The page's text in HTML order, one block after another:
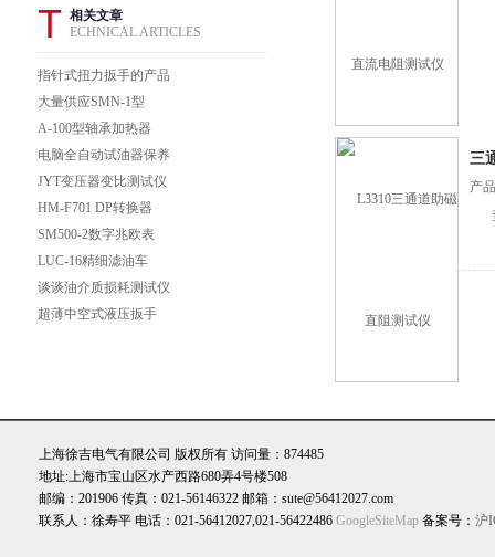
T 相关文章
ECHNICAL ARTICLES
指针式扭力扳手的产品
简介
大量供应SMN-1型
ABB抽屉开关柜触点
压力检测仪
A-100型轴承加热器
电脑全自动试油器保养
全攻略：轻松延长设备
寿命的实用技巧
JYT变压器变比测试仪
（C） 性能特点
HM-F701 DP转换器
SM500-2数字兆欧表
LUC-16精细滤油车
LUC-40精细滤油车
谈谈油介质损耗测试仪
在电力行业中的作用
超薄中空式液压扳手
三
产
上海徐吉电气有限公司 版权所有 访问量：874485
地址:上海市宝山区水产西路680弄4号楼508
邮编：201906 传真：021-56146322 邮箱：sute@56412027.com
联系人：徐寿平 电话：021-56412027,021-56422486 GoogleSiteMap 备案号： 沪